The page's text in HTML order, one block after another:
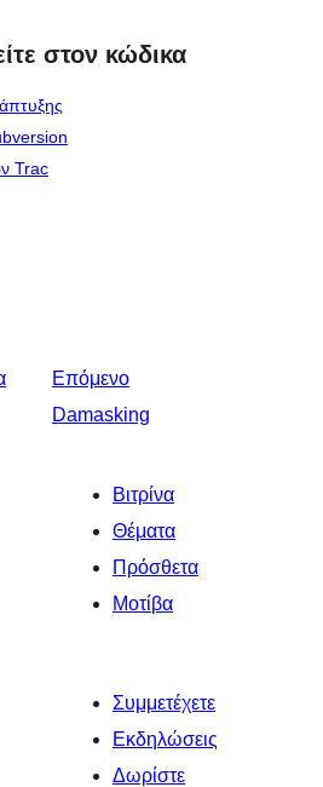
στον κώδικα
Trac
Επόμενο
Damasking
Βιτρίνα
Θέματα
Πρόσθετα
Μοτίβα
Συμμετέχετε
Εκδηλώσεις
Δωρίστε